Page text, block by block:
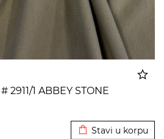
2911/1 ABBEY STONE
Stavi u korpu